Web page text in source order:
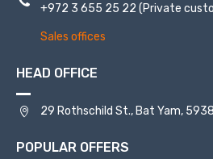
+972 3 655 25 22 (Private
Sales offices
HEAD OFFICE
29 Rothschild St., Bat Yam,
POPULAR OFFERS